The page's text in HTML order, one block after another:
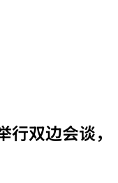
双边会谈，